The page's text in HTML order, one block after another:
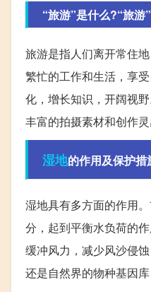
“旅游”是什么?“旅游
旅游是指人们离开常住
繁忙的工作和生活，享
化，增长知识，开阔视
丰富的拍摄素材和创作
湿地的作用及保护措
湿地具有多方面的作用
分，起到平衡水负荷的
缓冲风力，减少风沙侵
还是自然界的物种基因